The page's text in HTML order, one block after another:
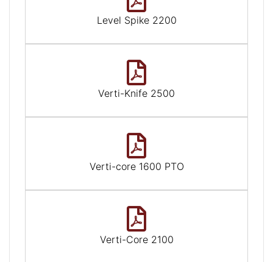
Level Spike 2200
Verti-Knife 2500
Verti-core 1600 PTO
Verti-Core 2100